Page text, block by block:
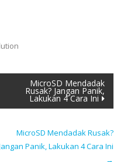
MicroSD Mendadak
Rusak? Jangan Panik,
Lakukan 4 Cara Ini
MicroSD Mendadak Rusak?
Panik, Lakukan 4 Cara Ini
→